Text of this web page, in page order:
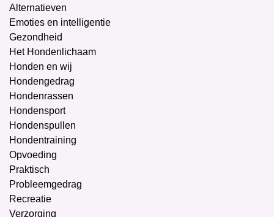
Alternatieven
Emoties en intelligentie
Gezondheid
Het Hondenlichaam
Honden en wij
Hondengedrag
Hondenrassen
Hondensport
Hondenspullen
Hondentraining
Opvoeding
Praktisch
Probleemgedrag
Recreatie
Verzorging